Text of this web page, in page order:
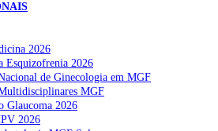
aos cheques psicólogo e
mês 7 de Agosto, 2026
2026
Esquizofrenia 2026
de Ginecologia em MGF
MGF
Glaucoma 2026
2026